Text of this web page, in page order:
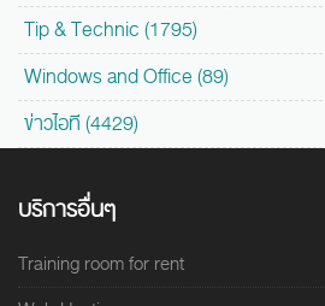
Tip & Technic (1795)
Windows and Office (89)
ข่าวไอที (4429)
บริการอื่นๆ
Training room for rent